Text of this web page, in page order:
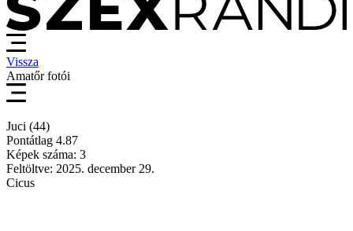
Vissza
Amatőr fotói
Juci (44)
Pontátlag 4.87
Képek száma: 3
Feltöltve: 2025. december 29.
Cicus